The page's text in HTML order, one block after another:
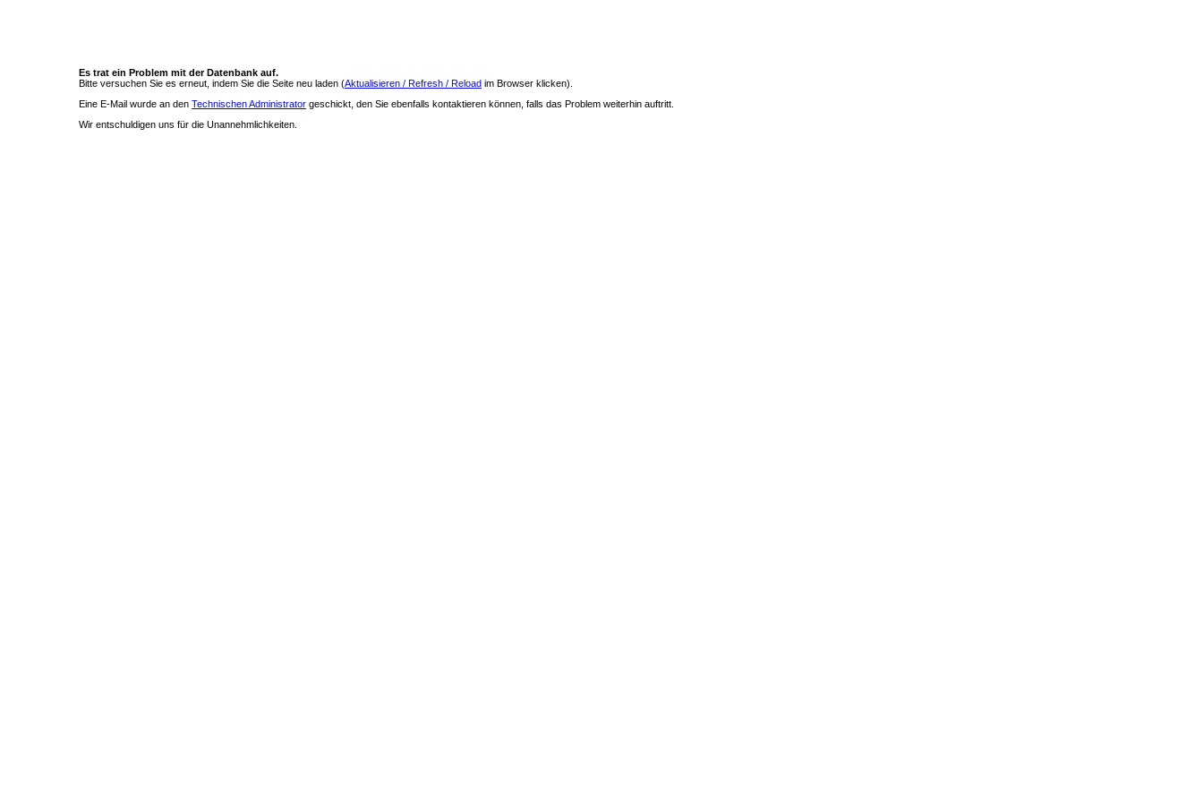
Es trat ein Problem mit der Datenbank auf.
Bitte versuchen Sie es erneut, indem Sie die Seite neu laden (Aktualisieren / Refresh / Reload im Browser klicken).
Eine E-Mail wurde an den Technischen Administrator geschickt, den Sie ebenfalls kontaktieren können, falls das Problem weiterhin auftritt.
Wir entschuldigen uns für die Unannehmlichkeiten.